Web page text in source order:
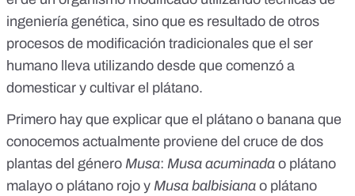
ingeniería genética, sino que es resultado de otros
procesos de modificación tradicionales que el ser
humano lleva utilizando desde que comenzó a
domesticar y cultivar el plátano.
Primero hay que explicar que el plátano o banana que
conocemos actualmente proviene del cruce de dos
plantas del género Musa: Musa acuminada o plátano
malayo o plátano rojo y Musa balbisiana o plátano